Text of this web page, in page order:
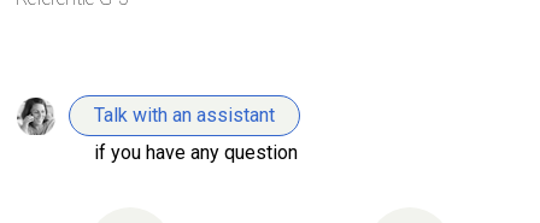
Talk with an assistant
if you have any question